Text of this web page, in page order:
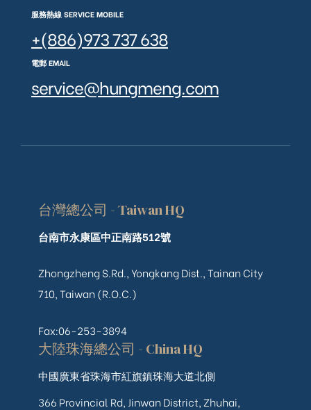
服務熱線 SERVICE MOBILE
+(886)973 737 638
電郵 EMAIL
service@hungmeng.com
台灣總公司 - Taiwan HQ
台南市永康區中正南路512號
Zhongzheng S.Rd., Yongkang Dist., Tainan City
710, Taiwan (R.O.C.)
Fax:06-253-3894
大陸珠海總公司 - China HQ
中國廣東省珠海市紅旗鎮珠海大道北側
366 Provincial Rd, Jinwan District, Zhuhai,